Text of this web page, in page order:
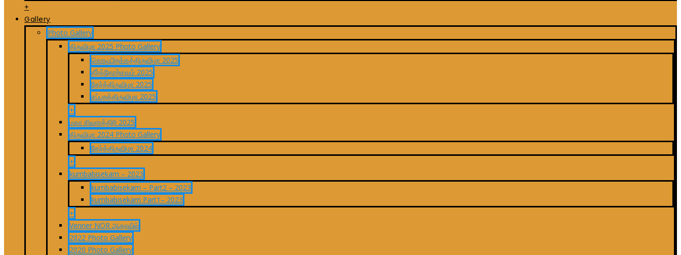
+
Gallery
Photo Gallery
திருவிழா 2025 Photo Gallery
கொடியிறக்கத்திருவிழா 2025
தீர்த்தோற்சவம் 2025
தேர்த்திருவிழா 2025
சப்பறத்திருவிழா 2025
+
மகா சிவராத்திரி 2025
திருவிழா 2024 Photo Gallery
தேர்த்திருவிழா 2024
+
kumbabisekam – 2023
kumbabisekam – Part2 – 2023
kumbabisekam Part1– 2023
+
Venner NOR ஆதரவில்
2022 Photo Gallery
2020 Photo Gallery